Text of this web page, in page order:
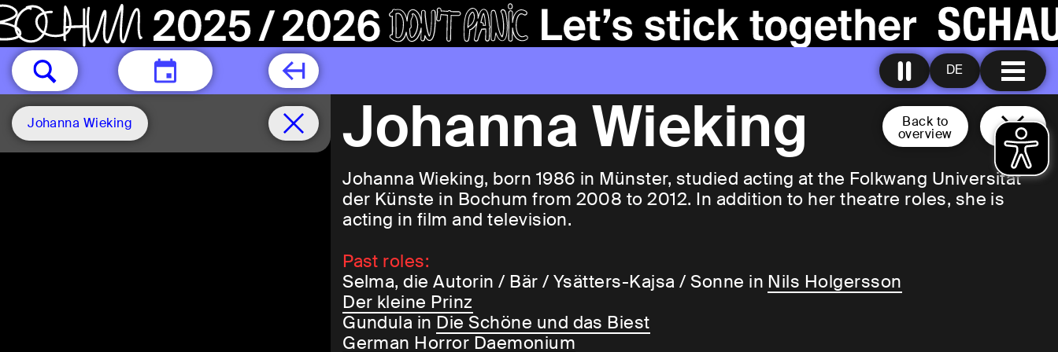
DE
TODAY
Johanna Wieking Back to
overview
Johanna Wieking
Johanna Wieking, born 1986 in Münster, studied acting at the Folkwang Universität
der Künste in Bochum from 2008 to 2012. In addition to her theatre roles, she is
acting in film and television.
Past roles:
Selma, die Autorin / Bär / Ysätters-Kajsa / Sonne in Nils Holgersson
Der kleine Prinz
Gundula in Die Schöne und das Biest
German Horror Daemonium